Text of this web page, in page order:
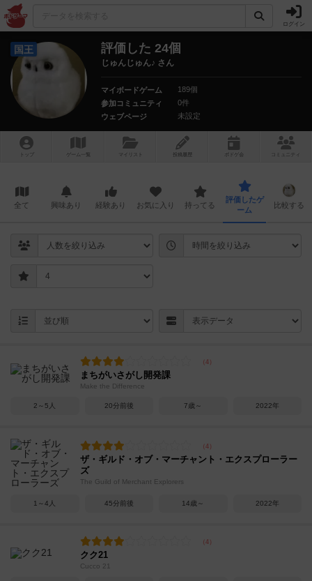
ログイン
国王 評価した 24個
じゅんじゅん♪ さん
マイボードゲーム
189個
参加コミュニティ
0件
ウェブページ
未設定
トップ ゲーム一覧 マイリスト 投稿履歴 ボ ドゲ コミュニティ
全て 興味あり 経験あり お気に入り 持ってる
評価したゲ
ーム
比較する
まちがいさがし開発課
Make the Difference
2～5人 20分前後 7歳～ 2022年
ザ・ギルド・オブ・マーチャント・エクスプローラー
ズ
The Guild of Merchant Explorers
1～4人 45分前後 14歳～ 2022年
クク21
Cucco 21